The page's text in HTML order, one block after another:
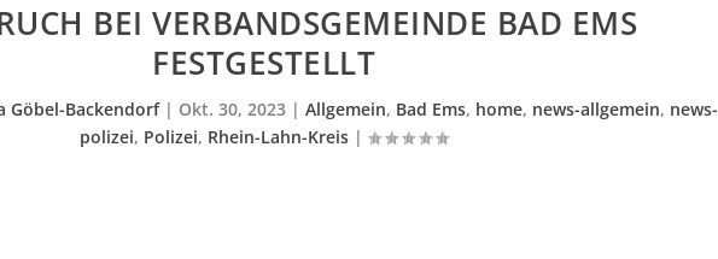
BEI VERBANDSGEMEINDE BAD EMS
FESTGESTELLT
Göbel-Backendorf| Okt. 30, 2023 |Allgemein, Bad Ems, home, news-allgemein, news-
polizei, Polizei, Rhein-Lahn-Kreis |